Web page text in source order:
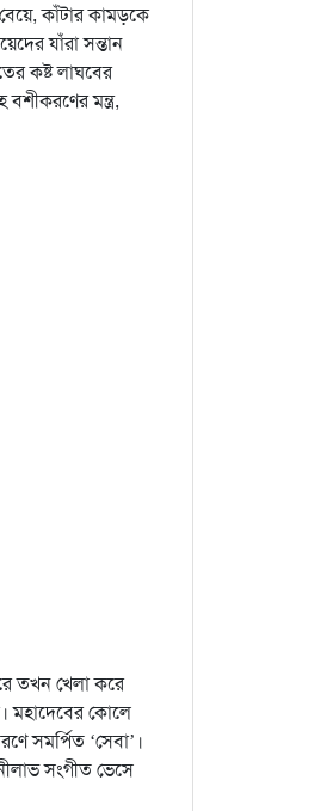
কাঁটার কামড়কে
যাঁরা সন্তান
কষ্ট লাঘবের
মন্ত্র,
তখন খেলা করে
মহাদেবের কোলে
সমর্পিত ‘সেবা’।
সংগীত ভেসে